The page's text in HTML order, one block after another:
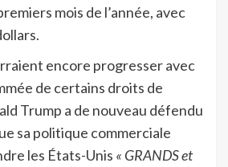
mois de l’année, avec
encore progresser avec
de certains droits de
Trump a de nouveau défendu
sa politique commerciale
les États-Unis « GRANDS et